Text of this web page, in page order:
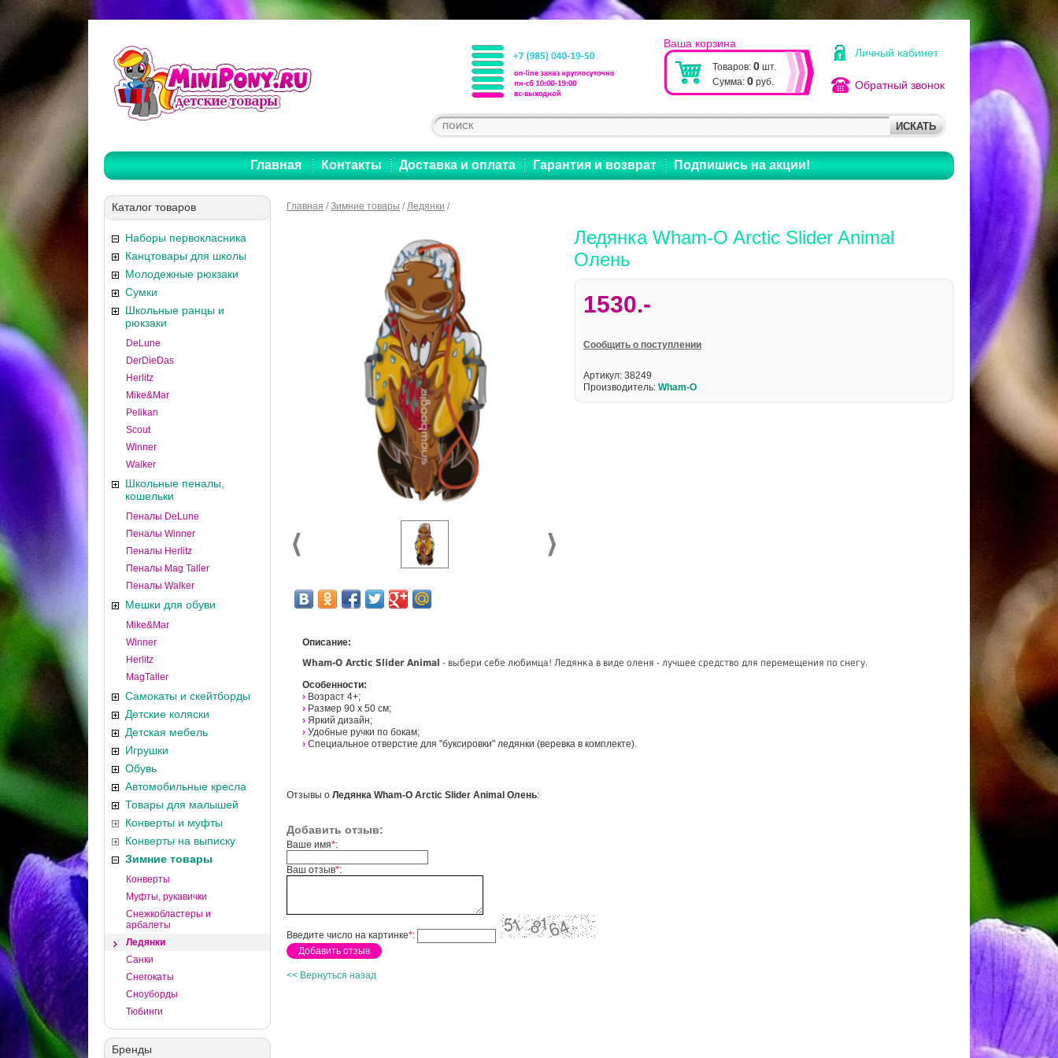
Личный кабинет
Обратный звонок
Ваша корзина
Товаров: 0 шт.
Сумма: 0 руб.
Главная Контакты Доставка и оплата Гарантия и возврат Подпишись на акции!
Каталог товаров
Наборы первокласника
Канцтовары для школы
Молодежные рюкзаки
Сумки
Школьные ранцы и
рюкзаки
DeLune
DerDieDas
Herlitz
Mike&Mar
Pelikan
Scout
Winner
Walker
Школьные пеналы,
кошельки
Пеналы DeLune
Пеналы Winner
Пеналы Herlitz
Пеналы Mag Taller
Пеналы Walker
Мешки для обуви
Mike&Mar
Winner
Herlitz
MagTaller
Самокаты и скейтборды
Детские коляски
Детская мебель
Игрушки
Обувь
Автомобильные кресла
Товары для малышей
Конверты и муфты
Конверты на выписку
Зимние товары
Конверты
Муфты, рукавички
Снежкобластеры и
арбалеты
Ледянки
Санки
Снегокаты
Сноуборды
Тюбинги
Бренды
Главная /Зимние товары /Ледянки /
Ледянка Wham-O Arctic Slider Animal
Олень
1530.-
Cообщить о поступлении
Артикул: 38249
Производитель: Wham-O
Описание:
Wham-O Arctic Slider Animal - выбери себе любимца! Ледянка в виде оленя - лучшее средство для перемещения по снегу.
Особенности:
› Возраст 4+;
› Размер 90 х 50 см;
› Яркий дизайн;
› Удобные ручки по бокам;
› Специальное отверстие для "буксировки" ледянки (веревка в комплекте).
Отзывы о Ледянка Wham-O Arctic Slider Animal Олень:
Добавить отзыв:
Ваше имя*:
Ваш отзыв*:
Введите число на картинке*:
<< Вернуться назад